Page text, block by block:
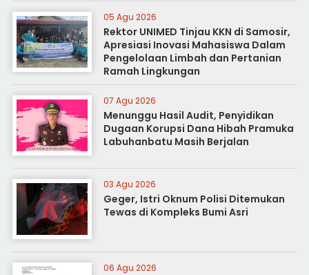
05 Agu 2026
Rektor UNIMED Tinjau KKN di Samosir,
Apresiasi Inovasi Mahasiswa Dalam
Pengelolaan Limbah dan Pertanian
Ramah Lingkungan
07 Agu 2026
Menunggu Hasil Audit, Penyidikan
Dugaan Korupsi Dana Hibah Pramuka
Labuhanbatu Masih Berjalan
03 Agu 2026
Geger, Istri Oknum Polisi Ditemukan
Tewas di Kompleks Bumi Asri
06 Agu 2026